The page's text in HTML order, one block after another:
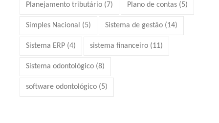
Planejamento tributário (7) Plano de contas (5)
Simples Nacional (5) Sistema de gestão (14)
Sistema ERP (4) sistema financeiro (11)
Sistema odontológico (8)
software odontológico (5)